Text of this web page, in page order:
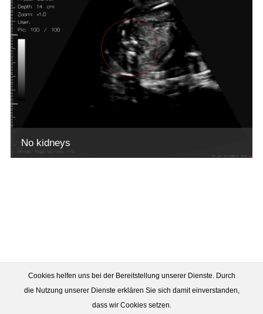
No kidneys
Cookies helfen uns bei der Bereitstellung unserer Dienste. Durch
die Nutzung unserer Dienste erklären Sie sich damit einverstanden,
dass wir Cookies setzen.